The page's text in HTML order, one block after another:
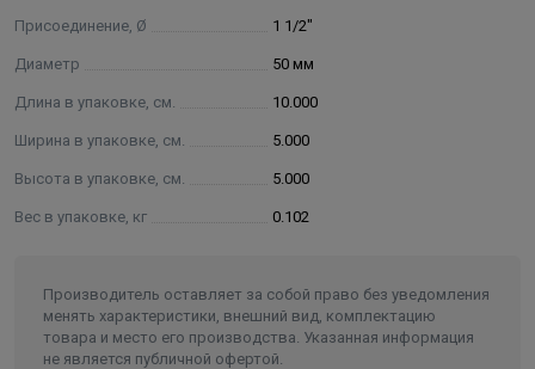
Присоединение, Ø 1 1/2"
Диаметр 50 мм
Длина в упаковке, см. 10.000
Ширина в упаковке, см. 5.000
Высота в упаковке, см. 5.000
Вес в упаковке, кг 0.102
Производитель оставляет за собой право без уведомления
менять характеристики, внешний вид, комплектацию
товара и место его производства. Указанная информация
не является публичной офертой.